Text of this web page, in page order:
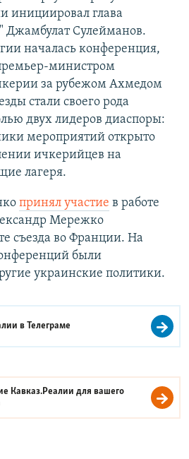
инициировал глава
Джамбулат Сулейманов.
началась конференция,
министром
за рубежом Ахмедом
стали своего рода
двух лидеров диаспоры:
мероприятий открыто
ичкерийцев на
лагеря.
принял участие в работе
Мережко
съезда во Франции. На
были
украинские политики.
вТелеграме
Кавказ.Реалии для вашего